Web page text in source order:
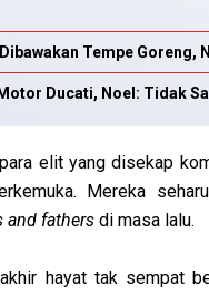
Tempe
Ducati, Noel: Tidak
elit yang disekap
Mereka
and fathers di masa lalu.
akhir hayat tak sempat